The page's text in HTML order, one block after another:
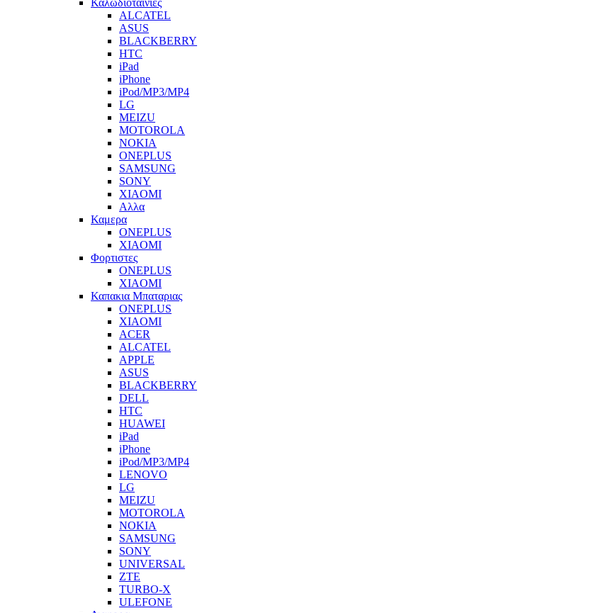
Καλωδιοταινιες
ALCATEL
ASUS
BLACKBERRY
HTC
iPad
iPhone
iPod/MP3/MP4
LG
MEIZU
MOTOROLA
NOKIA
ONEPLUS
SAMSUNG
SONY
XIAOMI
Αλλα
Καμερα
ONEPLUS
XIAOMI
Φορτιστες
ONEPLUS
XIAOMI
Καπακια Μπαταριας
ONEPLUS
XIAOMI
ACER
ALCATEL
APPLE
ASUS
BLACKBERRY
DELL
HTC
HUAWEI
iPad
iPhone
iPod/MP3/MP4
LENOVO
LG
MEIZU
MOTOROLA
NOKIA
SAMSUNG
SONY
UNIVERSAL
ZTE
TURBO-X
ULEFONE